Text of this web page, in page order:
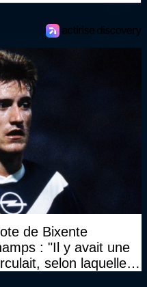
de Bixente
: "Il y avait une
selon laquelle il